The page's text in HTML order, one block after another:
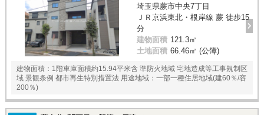
埼玉県蕨市中央7丁目
ＪＲ京浜東北・根岸線 蕨 徒歩15
分
建物面積 121.3㎡
土地面積 66.46㎡ (公簿)
建物面積：1階車庫面積約15.94平米含 準防火地域 宅地造成等工事規制区
域 景観条例 都市再生特別措置法 用途地域：一部一種住居地域(建60％/容
200％)